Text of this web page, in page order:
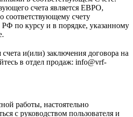
счета является ЕВРО,
cчету
РФ по курсу и в порядке, указанному
и(или) заключения договора на
в отдел продаж: info@vrf-
работы, настоятельно
с руководством пользователя и